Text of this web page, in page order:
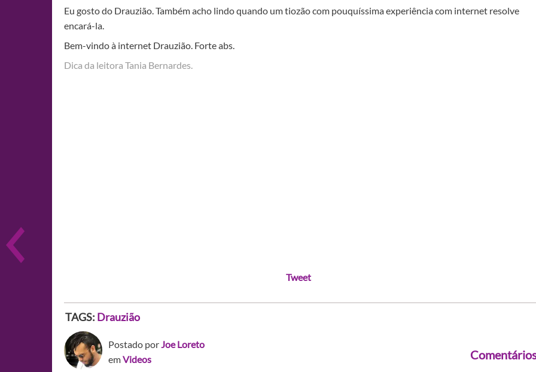
Eu gosto do Drauzião. Também acho lindo quando um tiozão com pouquíssima experiência com internet resolve
encará-la.
Bem-vindo à internet Drauzião. Forte abs.
Dica da leitora Tania Bernardes.
Tweet
TAGS: Drauzião
Postado porJoe Loreto
emVideos